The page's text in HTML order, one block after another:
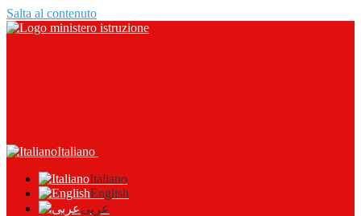
Salta al contenuto
Italiano
Italiano
English
عربى